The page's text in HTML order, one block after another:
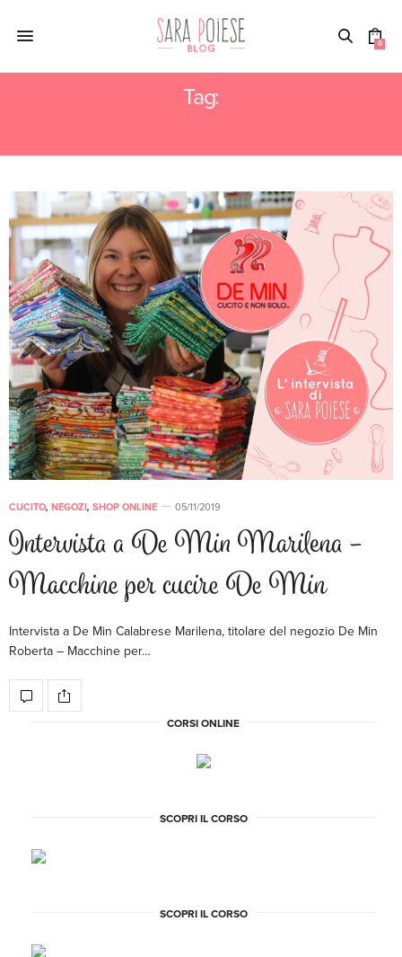
0
Tag:
CUCITO, NEGOZI, SHOP ONLINE 05/11/2019
Intervista a De Min Marilena –
Macchine per cucire De Min
Intervista a De Min Calabrese Marilena, titolare del negozio De Min
Roberta – Macchine per…
CORSI ONLINE
SCOPRI IL CORSO
SCOPRI IL CORSO